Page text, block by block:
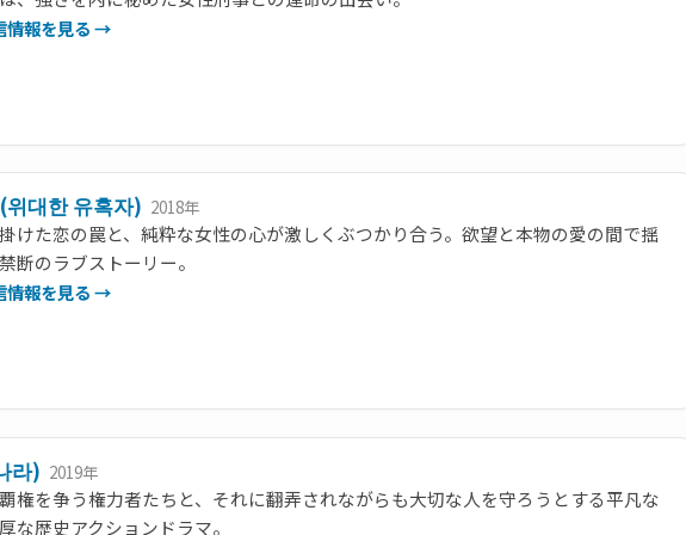
情報を見る →
대한 유혹자) 2018年
けた恋の罠と、純粋な女性の心が激しくぶつかり合う。欲望と本物の愛の間で揺
断のラブストーリー。
情報を見る →
라) 2019年
権を争う権力者たちと、それに翻弄されながらも大切な人を守ろうとする平凡な
な歴史アクションドラマ。